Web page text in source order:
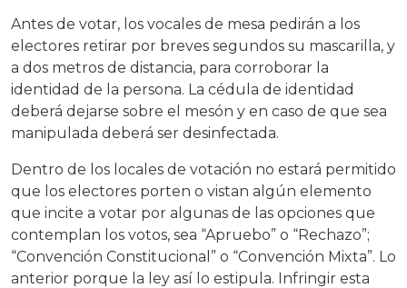
Antes de votar, los vocales de mesa pedirán a los
electores retirar por breves segundos su mascarilla, y
a dos metros de distancia, para corroborar la
identidad de la persona. La cédula de identidad
deberá dejarse sobre el mesón y en caso de que sea
manipulada deberá ser desinfectada.
Dentro de los locales de votación no estará permitido
que los electores porten o vistan algún elemento
que incite a votar por algunas de las opciones que
contemplan los votos, sea “Apruebo” o “Rechazo”;
“Convención Constitucional” o “Convención Mixta”. Lo
anterior porque la ley así lo estipula. Infringir esta